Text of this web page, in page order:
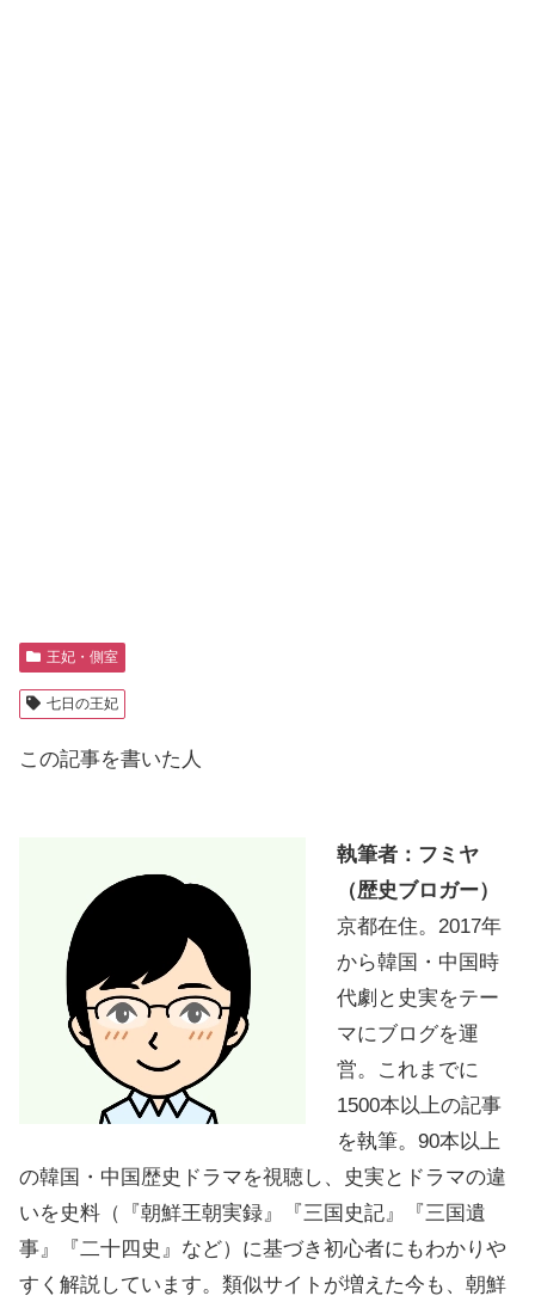
王妃・側室
七日の王妃
この記事を書いた人
執筆者：フミヤ
（歴史ブロガー）
京都在住。2017年
から韓国・中国時
代劇と史実をテー
マにブログを運
営。これまでに
1500本以上の記事
を執筆。90本以上
の韓国・中国歴史ドラマを視聴し、史実とドラマの違
いを史料（『朝鮮王朝実録』『三国史記』『三国遺
事』『二十四史』など）に基づき初心者にもわかりや
すく解説しています。類似サイトが増えた今も、朝鮮